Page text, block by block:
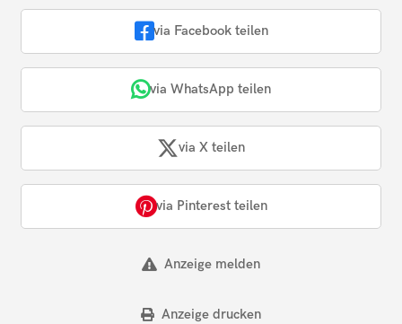
via Facebook teilen
via WhatsApp teilen
via X teilen
via Pinterest teilen
Anzeige melden
Anzeige drucken